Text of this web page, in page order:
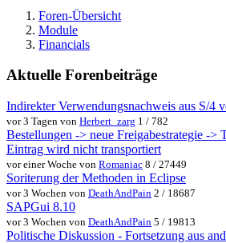
Foren-Übersicht
Module
Financials
Aktuelle Forenbeiträge
Indirekter Verwendungsnachweis aus S/4
vor 3 Tagen von Herbert_zarg 1 / 782
Bestellungen -> neue Freigabestrategie ->
Eintrag wird nicht transportiert
vor einer Woche von Romaniac 8 / 27449
Soriterung der Methoden in Eclipse
vor 3 Wochen von DeathAndPain 2 / 18687
SAPGui 8.10
vor 3 Wochen von DeathAndPain 5 / 19813
Politische Diskussion - Fortsetzung aus